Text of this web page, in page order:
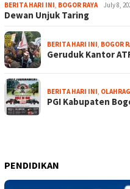
BERITA HARI INI, BOGOR RAYA July 8,
Dewan Unjuk Taring
BERITA HARI INI, BOGOR
Geruduk Kantor
BERITA HARI INI,
PGI Kabupaten
PENDIDIKAN